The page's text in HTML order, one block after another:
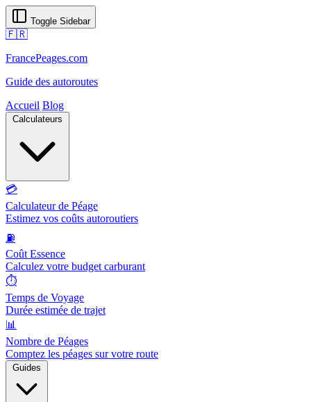
Toggle Sidebar
🇫🇷
FrancePeages.com
Guide des autoroutes
Accueil Blog
Calculateurs
💳
Calculateur de Péage
Estimez vos coûts autoroutiers
⛽
Coût Essence
Calculez votre budget carburant
⏱️
Temps de Voyage
Durée estimée de trajet
📊
Nombre de Péages
Comptez les péages sur votre route
Guides